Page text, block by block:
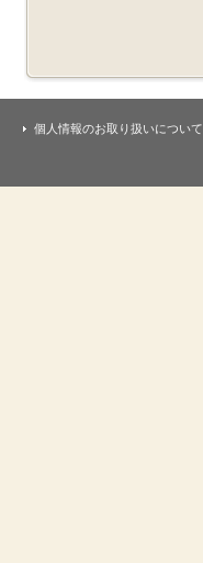
個人情報のお取り扱いについて